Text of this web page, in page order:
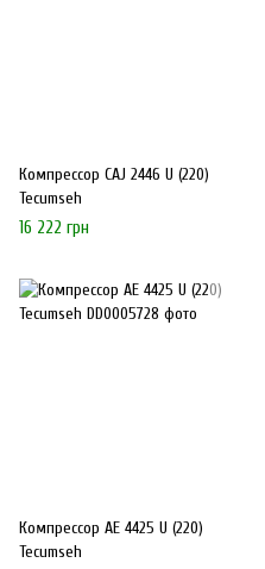
Компрессор CAJ 2446 U (220)
Tecumseh
16 222 грн
Компрессор AE 4425 U (220)
Tecumseh